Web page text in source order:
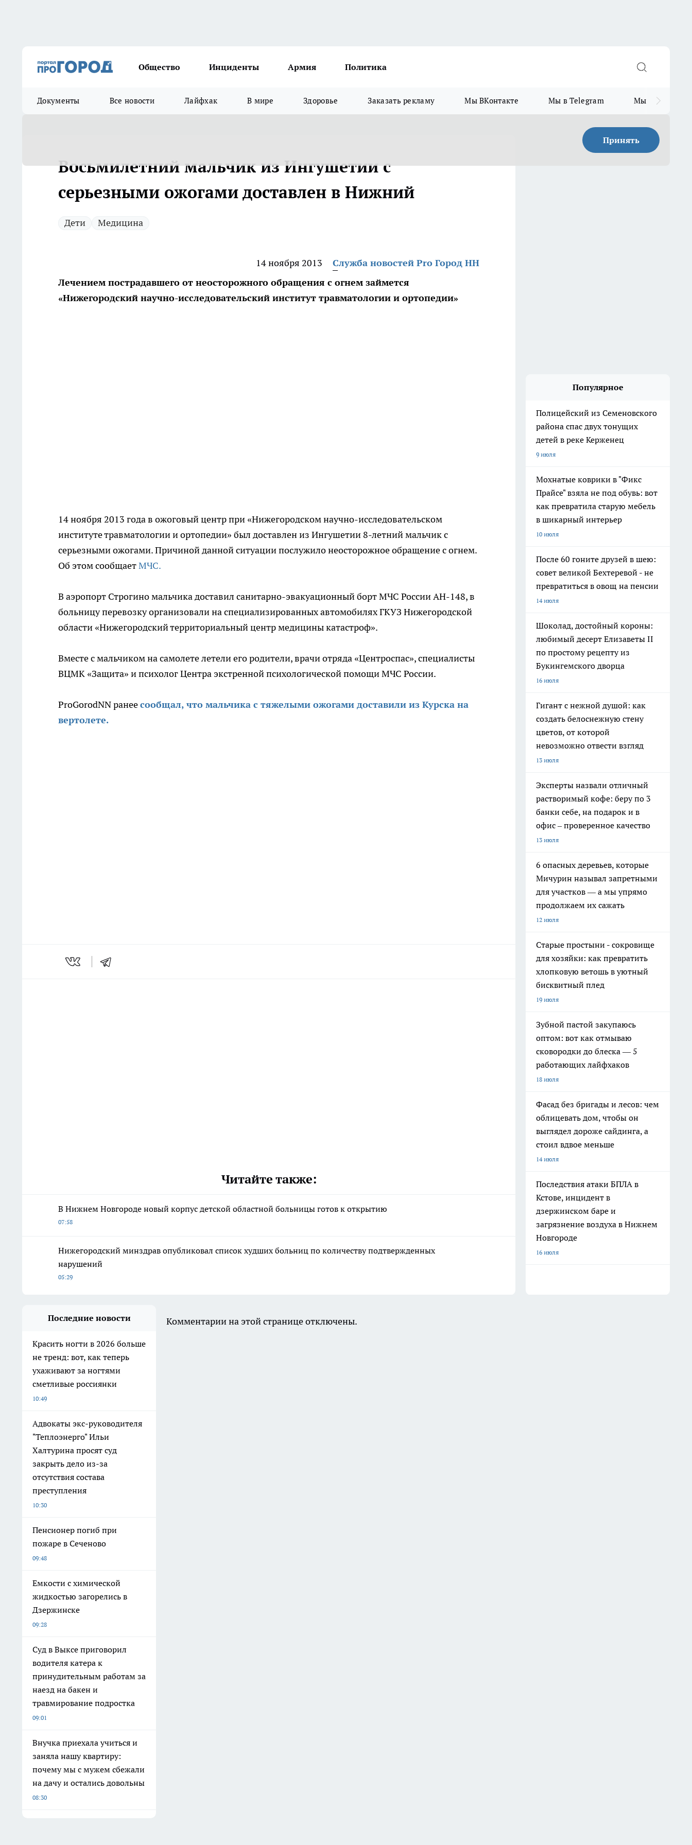
Общество Инциденты Армия Политика
Документы Все новости Лайфхак В мире Здоровье Заказать рекламу Мы ВКонтакте Мы в Telegram Мы в MAX
Принять
Восьмилетний мальчик из Ингушетии с
серьезными ожогами доставлен в Нижний
Дети Медицина
14 ноября 2013
Служба новостей Pro Город НН
Лечением пострадавшего от неосторожного обращения с огнем займется
«Нижегородский научно-исследовательский институт травматологии и ортопедии»
14 ноября 2013 года в ожоговый центр при «Нижегородском научно-исследовательском
институте травматологии и ортопедии» был доставлен из Ингушетии 8-летний мальчик с
серьезными ожогами. Причиной данной ситуации послужило неосторожное обращение с огнем.
Об этом сообщаетМЧС.
В аэропорт Строгино мальчика доставил санитарно-эвакуационный борт МЧС России АН-148, в
больницу перевозку организовали на специализированных автомобилях ГКУЗ Нижегородской
области «Нижегородский территориальный центр медицины катастроф».
Вместе с мальчиком на самолете летели его родители, врачи отряда «Центроспас», специалисты
ВЦМК «Защита» и психолог Центра экстренной психологической помощи МЧС России.
ProGorodNN ранеесообщал, что мальчика с тяжелыми ожогами доставили из Курска на
вертолете.
Читайте также:
В Нижнем Новгороде новый корпус детской областной больницы готов к открытию
07:58
Нижегородский минздрав опубликовал список худших больниц по количеству подтвержденных
нарушений
05:29
Популярное
Полицейский из Семеновского
района спас двух тонущих
детей в реке Керженец
9 июля
Мохнатые коврики в "Фикс
Прайсе" взяла не под обувь: вот
как превратила старую мебель
в шикарный интерьер
10 июля
После 60 гоните друзей в шею:
совет великой Бехтеревой - не
превратиться в овощ на пенсии
14 июля
Шоколад, достойный короны:
любимый десерт Елизаветы II
по простому рецепту из
Букингемского дворца
16 июля
Гигант с нежной душой: как
создать белоснежную стену
цветов, от которой
невозможно отвести взгляд
13 июля
Эксперты назвали отличный
растворимый кофе: беру по 3
банки себе, на подарок и в
офис – проверенное качество
13 июля
6 опасных деревьев, которые
Мичурин называл запретными
для участков — а мы упрямо
продолжаем их сажать
12 июля
Старые простыни - сокровище
для хозяйки: как превратить
хлопковую ветошь в уютный
бисквитный плед
19 июля
Зубной пастой закупаюсь
оптом: вот как отмываю
сковородки до блеска — 5
работающих лайфхаков
18 июля
Фасад без бригады и лесов: чем
облицевать дом, чтобы он
выглядел дороже сайдинга, а
стоил вдвое меньше
14 июля
Последствия атаки БПЛА в
Кстове, инцидент в
дзержинском баре и
загрязнение воздуха в Нижнем
Новгороде
16 июля
Последние новости
Красить ногти в 2026 больше
не тренд: вот, как теперь
ухаживают за ногтями
сметливые россиянки
10:49
Адвокаты экс-руководителя
"Теплоэнерго" Ильи
Халтурина просят суд
закрыть дело из-за
отсутствия состава
преступления
10:30
Пенсионер погиб при
пожаре в Сеченово
09:48
Емкости с химической
жидкостью загорелись в
Дзержинске
09:28
Суд в Выксе приговорил
водителя катера к
принудительным работам за
наезд на бакен и
травмирование подростка
09:01
Внучка приехала учиться и
заняла нашу квартиру:
почему мы с мужем сбежали
на дачу и остались довольны
08:30
Комментарии на этой странице отключены.